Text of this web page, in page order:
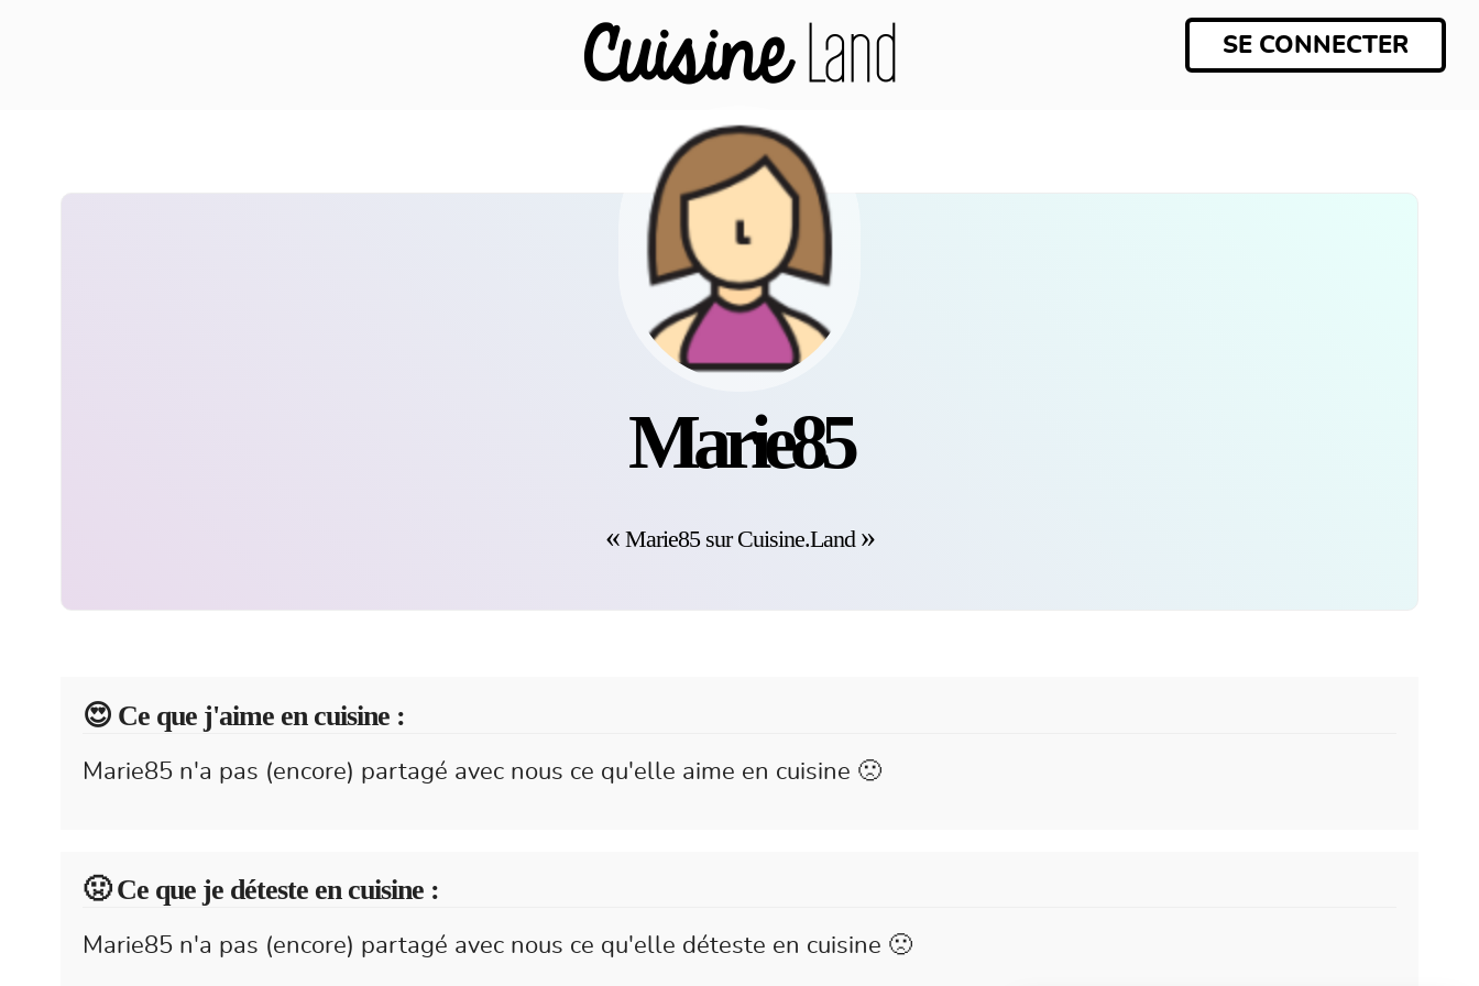
SE CONNECTER
Marie85
Marie85 sur Cuisine.Land
😍️ Ce que j'aime en cuisine :
Marie85 n'a pas (encore) partagé avec nous ce qu'elle aime en cuisine 🙁
🤢 Ce que je déteste en cuisine :
Marie85 n'a pas (encore) partagé avec nous ce qu'elle déteste en cuisine 🙁